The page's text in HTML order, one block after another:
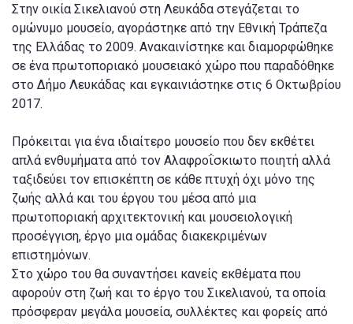
Στην οικία Σικελιανού στη Λευκάδα στεγάζεται το
ομώνυμο μουσείο, αγοράστηκε από την Εθνική Τράπεζα
της Ελλάδας το 2009. Ανακαινίστηκε και διαμορφώθηκε
σε ένα πρωτοποριακό μουσειακό χώρο που παραδόθηκε
στο Δήμο Λευκάδας και εγκαινιάστηκε στις 6 Οκτωβρίου
2017.
Πρόκειται για ένα ιδιαίτερο μουσείο που δεν εκθέτει
απλά ενθυμήματα από τον Αλαφροΐσκιωτο ποιητή αλλά
ταξιδεύει τον επισκέπτη σε κάθε πτυχή όχι μόνο της
ζωής αλλά και του έργου του μέσα από μια
πρωτοποριακή αρχιτεκτονική και μουσειολογική
προσέγγιση, έργο μια ομάδας διακεκριμένων
επιστημόνων.
Στο χώρο του θα συναντήσει κανείς εκθέματα που
αφορούν στη ζωή και το έργο του Σικελιανού, τα οποία
πρόσφεραν μεγάλα μουσεία, συλλέκτες και φορείς από